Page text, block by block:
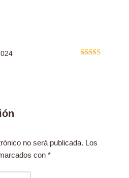
no será publicada. Los
con *